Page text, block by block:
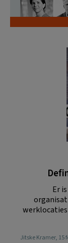
Er
Jitske Kramer, 15